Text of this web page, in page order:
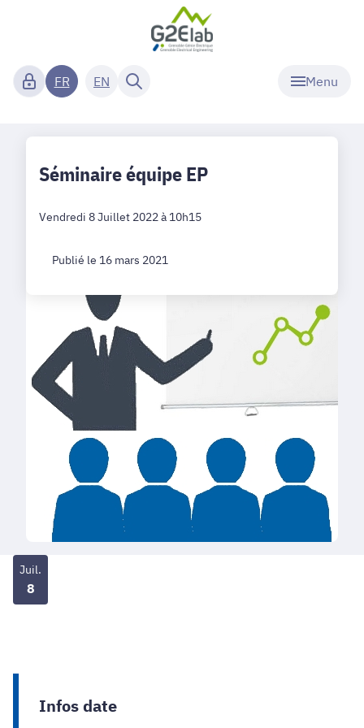
Menu
FR EN
Séminaire équipe EP
Vendredi 8 Juillet 2022 à 10h15
Publié le 16 mars 2021
Juil.
8
Infos date